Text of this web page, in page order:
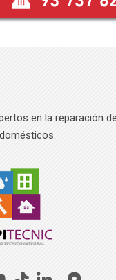
en la reparación de